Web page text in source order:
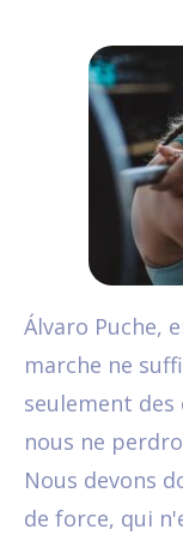
Álvaro Puche,
marche ne
seulement des
nous ne
Nous devons
de force, qui